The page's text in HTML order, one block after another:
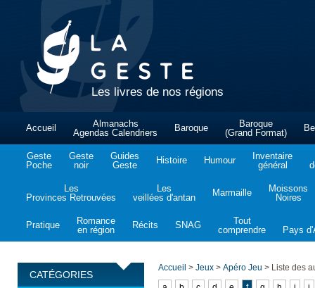
Les livres de nos régions
Accueil
Almanachs
Agendas Calendriers
Baroque
Baroque
(Grand Format)
Geste
Poche
Geste
noir
Guides
Geste
Histoire Humour
Inventaire
général
Les
Provinces Retrouvées
Les
veillées d'antan
Marmaille
Moissons
Noires
Pratique
Romance
en région
Récits SNAG
Tout
comprendre
Pays
CATÉGORIES
Accueil > Jeux > Apéro Jeu > Liste des